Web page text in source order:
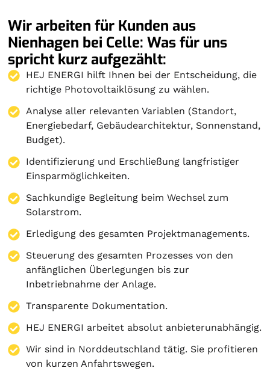
Wir arbeiten für Kunden aus
Nienhagen bei Celle: Was für uns
spricht kurz aufgezählt:
HEJ ENERGI hilft Ihnen bei der Entscheidung, die
richtige Photovoltaiklösung zu wählen.
Analyse aller relevanten Variablen (Standort,
Energiebedarf, Gebäudearchitektur, Sonnenstand,
Budget).
Identifizierung und Erschließung langfristiger
Einsparmöglichkeiten.
Sachkundige Begleitung beim Wechsel zum
Solarstrom.
Erledigung des gesamten Projektmanagements.
Steuerung des gesamten Prozesses von den
anfänglichen Überlegungen bis zur
Inbetriebnahme der Anlage.
Transparente Dokumentation.
HEJ ENERGI arbeitet absolut anbieterunabhängig.
Wir sind in Norddeutschland tätig. Sie profitieren
von kurzen Anfahrtswegen.